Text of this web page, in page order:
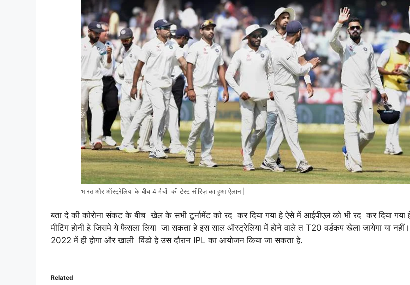
भारत और ऑस्ट्रेलिया के बीच 4 मैचों की टेस्ट सीरिज़ का हुआ ऐलान |
बता दे की कोरोना संकट के बीच खेल के सभी टूर्नामेंट को रद कर दिया गया हे ऐसे में आईपीएल को भी रद कर दिया
मीटिंग होनी हे जिसमे ये फैसला लिया जा सकता हे इस साल ऑस्ट्रेलिया में होने वाले त T20 वर्डकप खेला जायेगा या
2022 में ही होगा और खाली विंडो हे उस दौरान IPL का आयोजन किया जा सकता हे.
Related